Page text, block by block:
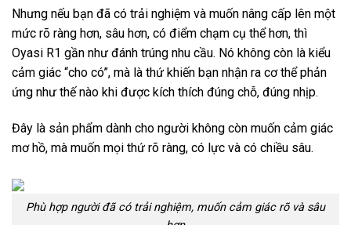
Nhưng nếu bạn đã có trải nghiệm và muốn nâng cấp lên một
mức rõ ràng hơn, sâu hơn, có điểm chạm cụ thể hơn, thì
Oyasi R1 gần như đánh trúng nhu cầu. Nó không còn là kiểu
cảm giác “cho có”, mà là thứ khiến bạn nhận ra cơ thể phản
ứng như thế nào khi được kích thích đúng chỗ, đúng nhịp.
Đây là sản phẩm dành cho người không còn muốn cảm giác
mơ hồ, mà muốn mọi thứ rõ ràng, có lực và có chiều sâu.
Phù hợp người đã có trải nghiệm, muốn cảm giác rõ và sâu